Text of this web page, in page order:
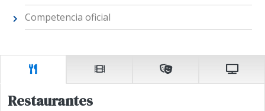
Competencia oficial
Restaurantes